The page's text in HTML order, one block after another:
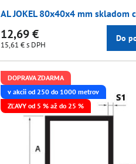
AL JOKEL 80x40x4 mm skladom
12,69 €
15,61 €s DPH
Do
DOPRAVA ZDARMA
v akcii od 250 do 1000 metrov
ZĽAVY od 5 % až do 25 %